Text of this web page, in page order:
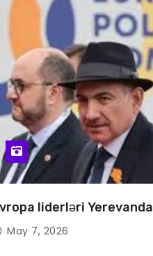
liderləri Yerevanda
May 7, 2026